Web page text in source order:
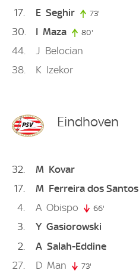
17 E Seghir 73'
30 I Maza 80'
44 J Belocian
38
K Izekor
Eindhoven
32 M Kovar
17
M Ferreira dos Santos
4
A Obispo 66'
3 Y Gasiorowski
2
A Salah-Eddine
27
D Man 73'